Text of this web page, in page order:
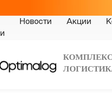
Новости Акции